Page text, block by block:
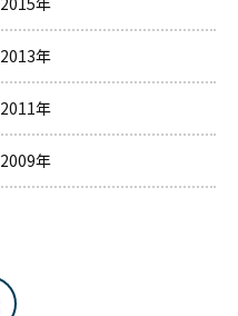
2013年
2011年
2009年